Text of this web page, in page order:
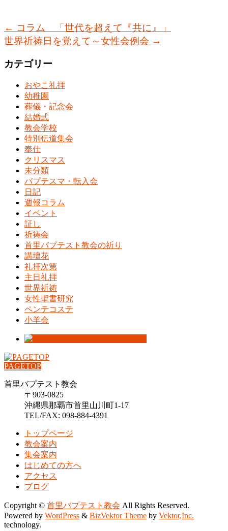
← コラム 「世代を超えて『共に』」
世界祈祷日を覚えて～女性会例会 →
カテゴリー
おやこ礼拝
幼稚園
葬儀・記念会
結婚式
教会学校
特別伝道集会
奉仕
クリスマス
未分類
バプテスマ・転入会
日記
週報コラム
イベント
証し
祈祷会
首里バプテスト教会の祈り
講壇花
礼拝次第
主日礼拝
世界祈祷
女性聖書研究
ペンテコステ
小羊会
PAGETOP
首里バプテスト教会
〒903-0825
沖縄県那覇市首里山川町1-17
TEL/FAX: 098-884-4391
トップページ
教会案内
集会案内
はじめての方へ
アクセス
ブログ
Copyright © 首里バプテスト教会 All Rights Reserved.
Powered by WordPress & BizVektor Theme by Vektor,Inc.
technology.